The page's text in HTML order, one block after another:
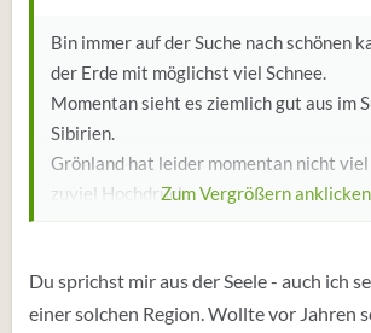
Bin immer auf der Suche nach schönen
der Erde mit möglichst viel Schnee.
Momentan sieht es ziemlich gut aus im
Sibirien.
Grönland hat leider momentan nicht viel
zuviel Hochdruck.
Nordamerika ist viel zu warm ebenso in
Zum Vergrößern
Du sprichst mir aus der Seele - auch ich
einer solchen Region. Wollte vor Jahren